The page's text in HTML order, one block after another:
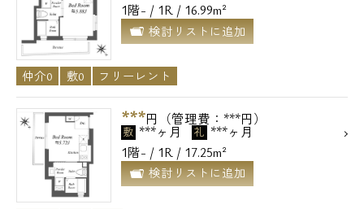
1階- / 1R / 16.99m²
検討リストに追加
仲介0 敷0 フリーレント
***円（管理費：***円）
敷 ***ヶ月 礼 ***ヶ月
1階- / 1R / 17.25m²
検討リストに追加